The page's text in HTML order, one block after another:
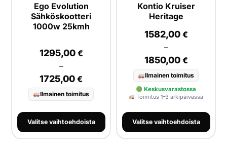
Ego Evolution
Sähköskootteri
1000w 25kmh
1295,00 €
–
1725,00 €
Ilmainen toimitus
Valitse vaihtoehdoista
Kontio Kruiser
Heritage
1582,00 €
–
1850,00 €
Ilmainen toimitus
Keskusvarastossa
Toimitus 1–3 arkipäivässä
Valitse vaihtoehdoista